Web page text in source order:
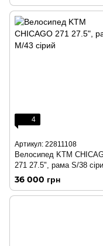
4
Артикул: 22811108
Велосипед KTM
271 27.5", рама S/38
36 000 грн